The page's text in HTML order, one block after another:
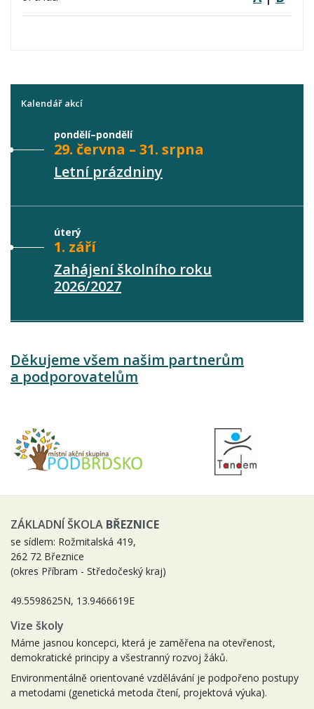
Kalendář akcí
pondělí–pondělí
29. června – 31. srpna
Letní prázdniny
úterý
1. září
Zahájení školního roku
2026/2027
Děkujeme všem našim partnerům
a podporovatelům
ZÁKLADNÍ ŠKOLA BŘEZNICE
se sídlem: Rožmitalská 419,
262 72 Březnice
(okres Příbram - Středočeský kraj)
49.5598625N, 13.9466619E
Vize školy
Máme jasnou koncepci, která je zaměřena na otevřenost,
demokratické principy a všestranný rozvoj žáků.
Environmentálně orientované vzdělávání je podpořeno postupy
a metodami (genetická metoda čtení, projektová výuka).